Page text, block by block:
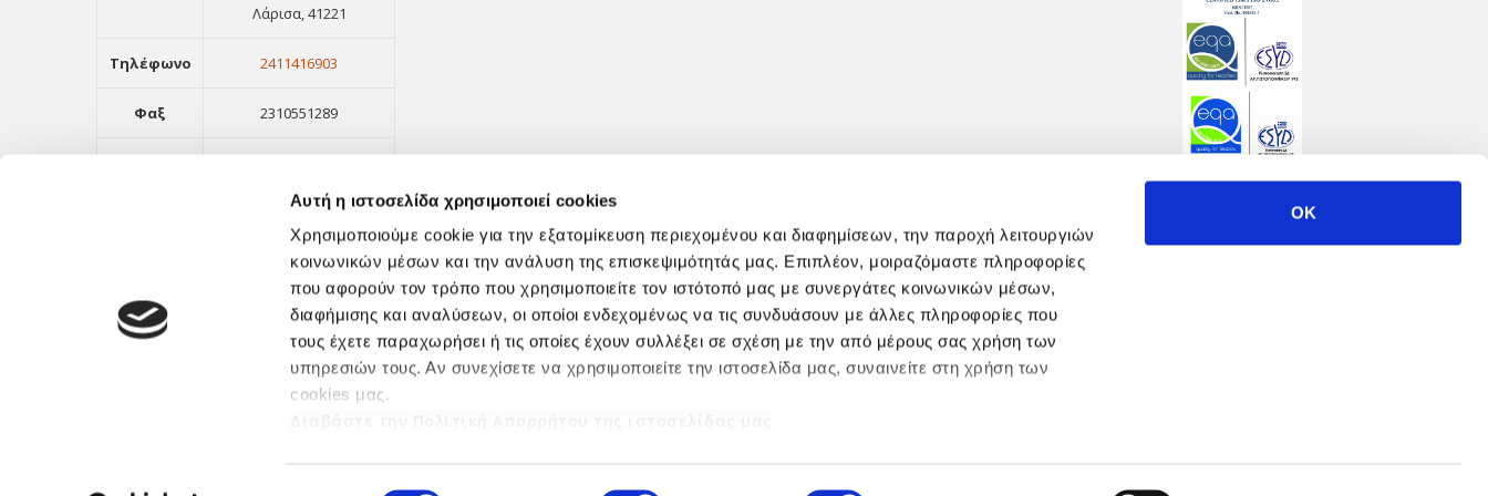
Αυτή η ιστοσελίδα χρησιμοποιεί cookies
Χρησιμοποιούμε cookie για την εξατομίκευση περιεχομένου και διαφημίσεων, την παροχή λειτουργιών
κοινωνικών μέσων και την ανάλυση της επισκεψιμότητάς μας. Επιπλέον, μοιραζόμαστε πληροφορίες
που αφορούν τον τρόπο που χρησιμοποιείτε τον ιστότοπό μας με συνεργάτες κοινωνικών μέσων,
διαφήμισης και αναλύσεων, οι οποίοι ενδεχομένως να τις συνδυάσουν με άλλες πληροφορίες που
τους έχετε παραχωρήσει ή τις οποίες έχουν συλλέξει σε σχέση με την από μέρους σας χρήση των
υπηρεσιών τους. Αν συνεχίσετε να χρησιμοποιείτε την ιστοσελίδα μας, συναινείτε στη χρήση των
cookies μας.
OK
Λάρισα, 41221
Τηλέφωνο 2411416903
Φαξ 2310551289